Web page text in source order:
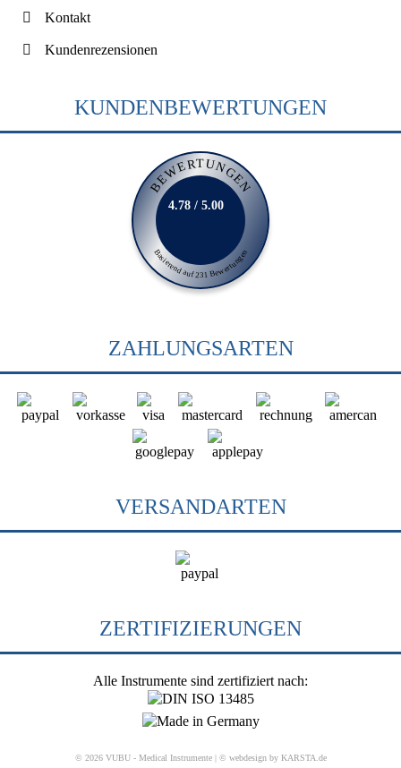
Kontakt
Kundenrezensionen
KUNDENBEWERTUNGEN
BEWERTUNGEN
Basierend auf 231 Bewertungen
4.78 / 5.00
ZAHLUNGSARTEN
VERSANDARTEN
ZERTIFIZIERUNGEN
Alle Instrumente sind zertifiziert nach:
© 2026 VUBU - Medical Instrumente | © webdesign by KARSTA.de